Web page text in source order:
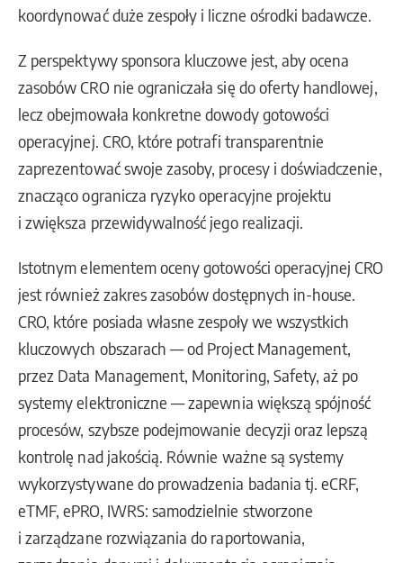
koordynować duże zespoły i liczne ośrodki badawcze.
Z perspektywy sponsora kluczowe jest, aby ocena
zasobów CRO nie ograniczała się do oferty handlowej,
lecz obejmowała konkretne dowody gotowości
operacyjnej. CRO, które potrafi transparentnie
zaprezentować swoje zasoby, procesy i doświadczenie,
znacząco ogranicza ryzyko operacyjne projektu
i zwiększa przewidywalność jego realizacji.
Istotnym elementem oceny gotowości operacyjnej CRO
jest również zakres zasobów dostępnych in-house.
CRO, które posiada własne zespoły we wszystkich
kluczowych obszarach — od Project Management,
przez Data Management, Monitoring, Safety, aż po
systemy elektroniczne — zapewnia większą spójność
procesów, szybsze podejmowanie decyzji oraz lepszą
kontrolę nad jakością. Równie ważne są systemy
wykorzystywane do prowadzenia badania tj. eCRF,
eTMF, ePRO, IWRS: samodzielnie stworzone
i zarządzane rozwiązania do raportowania,